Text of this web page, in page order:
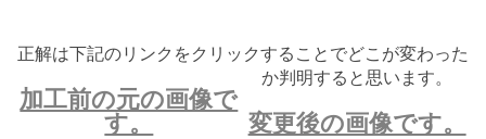
正解は下記のリンクをクリックすることでどこが変わった
か判明すると思います。
加工前の元の画像で
す。
変更後の画像です。